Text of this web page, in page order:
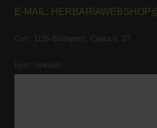
E-MAIL:
Cím: 1135 Budapest, Csata u. 27.
Írjon nekünk